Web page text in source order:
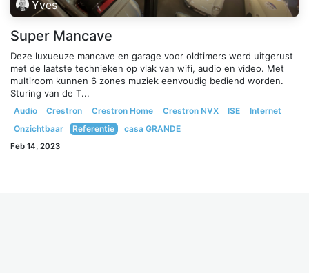
Yves
Super Mancave
Deze luxueuze mancave en garage voor oldtimers werd uitgerust
met de laatste technieken op vlak van wifi, audio en video. Met
multiroom kunnen 6 zones muziek eenvoudig bediend worden.
Sturing van de T...
Audio Crestron Crestron Home Crestron NVX ISE
Internet
Onzichtbaar
Referentie casa GRANDE
Feb 14, 2023